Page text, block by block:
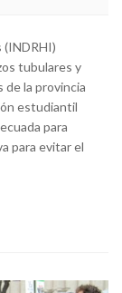
tubulares y
de la provincia
estudiantil
para
para evitar el